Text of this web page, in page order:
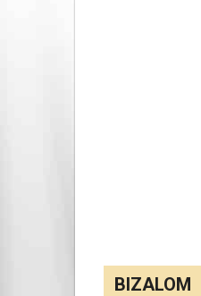
BIZALOM